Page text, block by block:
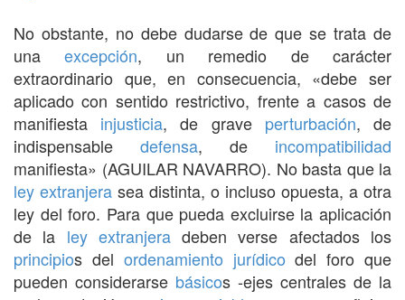
No obstante, no debe dudarse de que se trata de
unaexcepción, un remedio de carácter
extraordinario que, en consecuencia, «debe ser
aplicado con sentido restrictivo, frente a casos de
manifiesta injusticia, de grave perturbación, de
indispensable defensa, de incompatibilidad
manifiesta» (AGUILAR NAVARRO). No basta que la
ley extranjera sea distinta, o incluso opuesta, a otra
ley del foro. Para que pueda excluirse la aplicación
de la ley extranjeradeben verse afectados los
principios del ordenamiento jurídico del foro que
pueden considerarse básicos -ejes centrales de la